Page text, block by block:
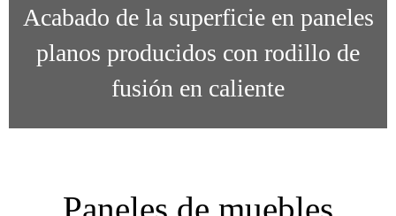
Acabado de la superficie en paneles
planos producidos con rodillo de
fusión en caliente